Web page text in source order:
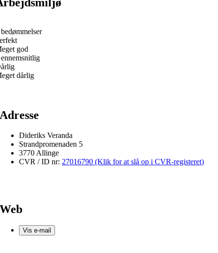
god
dårlig
Adresse
Dideriks Veranda
Strandpromenaden 5
3770 Allinge
CVR / ID nr: 27016790 (Klik for at slå op i CVR-registeret)
Web
Vis e-mail